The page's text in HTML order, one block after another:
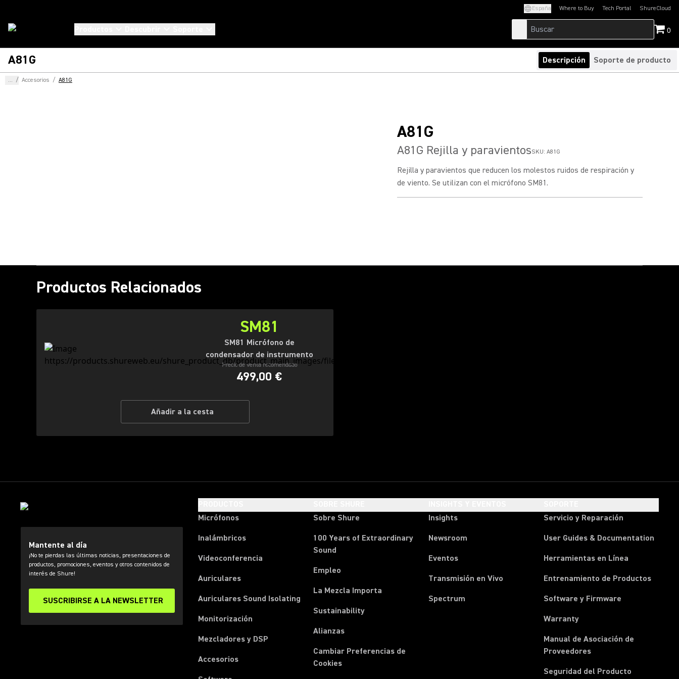
España Where to Buy Tech Portal
(Opens in a new tab)ShureCloud
(Opens in a new
0
A81G Descripción Soporte de producto
... / Accesorios / A81G
A81G
A81G Rejilla y paravientosSKU: A81G
Rejilla y paravientos que reducen los molestos ruidos de respiración y
de viento. Se utilizan con el micrófono SM81.
Productos Relacionados
SM81
SM81 Micrófono de
condensador de instrumento
Precio de venta recomendado
499,00 €
Añadir a la cesta
Mantente al día
¡No te pierdas las últimas noticias, presentaciones de
productos, promociones, eventos y otros contenidos de
interés de Shure!
SUSCRIBIRSE A LA NEWSLETTER
Micrófonos
Inalámbricos
Videoconferencia
Auriculares
Auriculares Sound Isolating
Monitorización
Mezcladores y DSP
Accesorios
Sobre Shure
100 Years of Extraordinary
Sound
Empleo
La Mezcla Importa
Sustainability
Alianzas
Cambiar Preferencias de
Cookies
Insights
Newsroom
Eventos
Transmisión en Vivo
Spectrum
Servicio y Reparación
User Guides & Documentation
Herramientas en Línea
Entrenamiento de Productos
Software y Firmware
Warranty
Manual de Asociación de
Proveedores(Opens in a new tab)
Seguridad del Producto